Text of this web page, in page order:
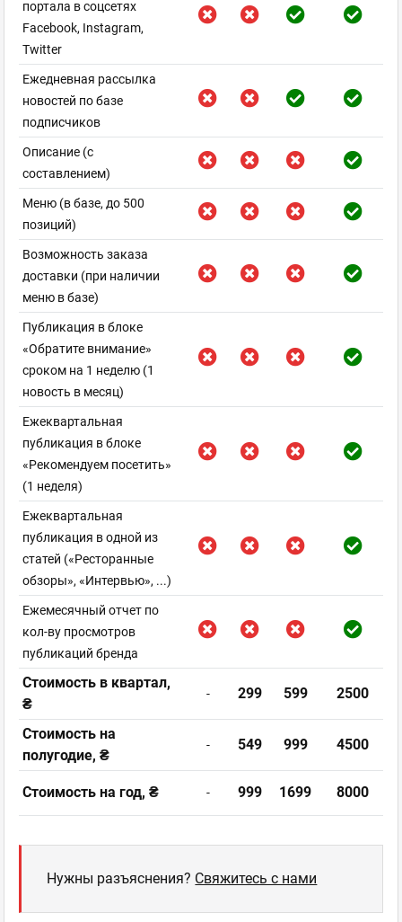
портала в соцсетях
Facebook, Instagram,
Twitter
Ежедневная рассылка
новостей по базе
подписчиков
Описание (с
составлением)
Меню (в базе, до 500
позиций)
Возможность заказа
доставки (при наличии
меню в базе)
Публикация в блоке
«Обратите внимание»
сроком на 1 неделю (1
новость в месяц)
Ежеквартальная
публикация в блоке
«Рекомендуем посетить»
(1 неделя)
Ежеквартальная
публикация в одной из
статей («Ресторанные
обзоры», «Интервью», ...)
Ежемесячный отчет по
кол-ву просмотров
публикаций бренда
Стоимость в квартал,
₴
- 299 599 2500
Стоимость на
полугодие, ₴
- 549 999 4500
Стоимость на год, ₴ - 999 1699 8000
Нужны разъяснения? Свяжитесь с нами